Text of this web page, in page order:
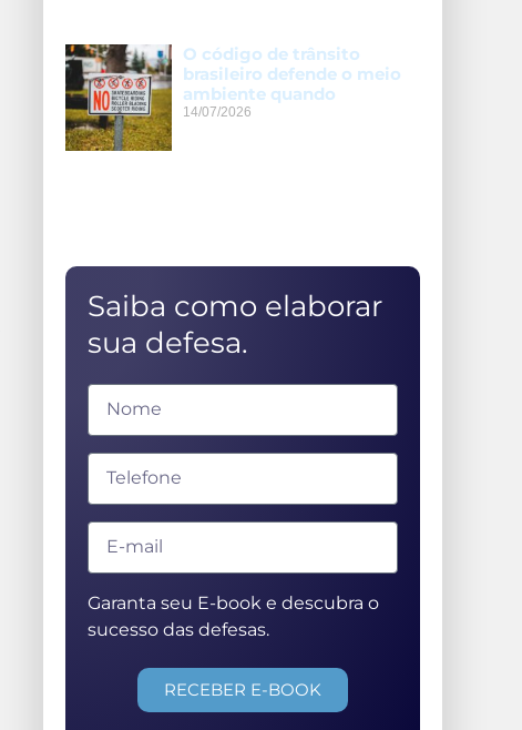
O código de trânsito
brasileiro defende o meio
ambiente quando
14/07/2026
Saiba como elaborar
sua defesa.
Garanta seu E-book e descubra o
sucesso das defesas.
RECEBER E-BOOK